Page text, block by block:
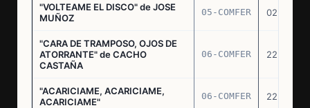
"VOLTEAME EL DISCO" de JOSE
MUÑOZ
05-COMFER 02.02.76
"CARA DE TRAMPOSO, OJOS DE
ATORRANTE" de CACHO
CASTAÑA
06-COMFER 22.04.76
"ACARICIAME, ACARICIAME,
ACARICIAME"
06-COMFER 22.04.76